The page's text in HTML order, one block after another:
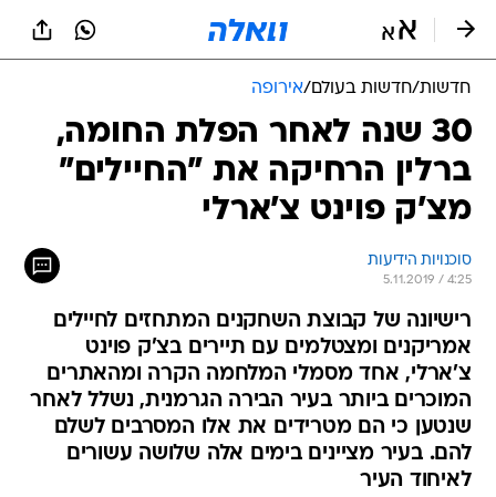
חדשות/חדשות בעולם/אירופה
30 שנה לאחר הפלת החומה,
ברלין הרחיקה את "החיילים"
מצ'ק פוינט צ'ארלי
סוכנויות הידיעות
5.11.2019 / 4:25
רישיונה של קבוצת השחקנים המתחזים לחיילים
אמריקנים ומצטלמים עם תיירים בצ'ק פוינט
צ'ארלי, אחד מסמלי המלחמה הקרה ומהאתרים
המוכרים ביותר בעיר הבירה הגרמנית, נשלל לאחר
שנטען כי הם מטרידים את אלו המסרבים לשלם
להם. בעיר מציינים בימים אלה שלושה עשורים
לאיחוד העיר